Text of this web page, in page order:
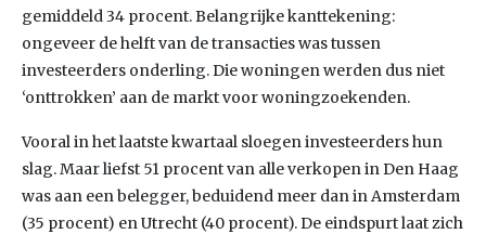
gemiddeld 34 procent. Belangrijke kanttekening:
ongeveer de helft van de transacties was tussen
investeerders onderling. Die woningen werden dus niet
‘onttrokken’ aan de markt voor woningzoekenden.
Vooral in het laatste kwartaal sloegen investeerders hun
slag. Maar liefst 51 procent van alle verkopen in Den Haag
was aan een belegger, beduidend meer dan in Amsterdam
(35 procent) en Utrecht (40 procent). De eindspurt laat zich